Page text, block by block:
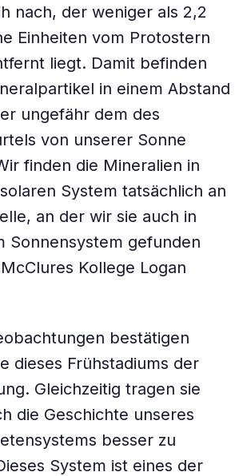
nach, der weniger als 2,2
Einheiten vom Protostern
liegt. Damit befinden
in einem Abstand
ungefähr dem des
von unserer Sonne
finden die Mineralien in
System tatsächlich an
an der wir sie auch in
Sonnensystem gefunden
Kollege Logan
bestätigen
dieses Frühstadiums der
Gleichzeitig tragen sie
die Geschichte unseres
besser zu
System ist eines der